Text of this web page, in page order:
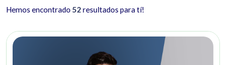
Hemos encontrado 52 resultados para tí!